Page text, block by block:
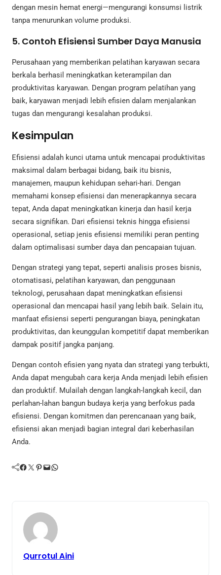
dengan mesin hemat energi—mengurangi konsumsi listrik
tanpa menurunkan volume produksi.
5. Contoh Efisiensi Sumber Daya Manusia
Perusahaan yang memberikan pelatihan karyawan secara
berkala berhasil meningkatkan keterampilan dan
produktivitas karyawan. Dengan program pelatihan yang
baik, karyawan menjadi lebih efisien dalam menjalankan
tugas dan mengurangi kesalahan produksi.
Kesimpulan
Efisiensi adalah kunci utama untuk mencapai produktivitas
maksimal dalam berbagai bidang, baik itu bisnis,
manajemen, maupun kehidupan sehari-hari. Dengan
memahami konsep efisiensi dan menerapkannya secara
tepat, Anda dapat meningkatkan kinerja dan hasil kerja
secara signifikan. Dari efisiensi teknis hingga efisiensi
operasional, setiap jenis efisiensi memiliki peran penting
dalam optimalisasi sumber daya dan pencapaian tujuan.
Dengan strategi yang tepat, seperti analisis proses bisnis,
otomatisasi, pelatihan karyawan, dan penggunaan
teknologi, perusahaan dapat meningkatkan efisiensi
operasional dan mencapai hasil yang lebih baik. Selain itu,
manfaat efisiensi seperti pengurangan biaya, peningkatan
produktivitas, dan keunggulan kompetitif dapat memberikan
dampak positif jangka panjang.
Dengan contoh efisien yang nyata dan strategi yang terbukti,
Anda dapat mengubah cara kerja Anda menjadi lebih efisien
dan produktif. Mulailah dengan langkah-langkah kecil, dan
perlahan-lahan bangun budaya kerja yang berfokus pada
efisiensi. Dengan komitmen dan perencanaan yang baik,
efisiensi akan menjadi bagian integral dari keberhasilan
Anda.
Facebook Twitter Pinterest Mail WhatsApp
Qurrotul Aini